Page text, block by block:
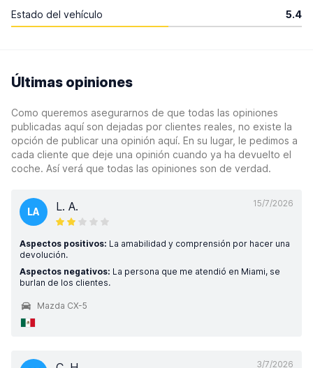
Estado del vehículo 5.4
Últimas opiniones
Como queremos asegurarnos de que todas las opiniones
publicadas aquí son dejadas por clientes reales, no existe la
opción de publicar una opinión aquí. En su lugar, le pedimos a
cada cliente que deje una opinión cuando ya ha devuelto el
coche. Así verá que todas las opiniones son de verdad.
15/7/2026
LA L. A.
Aspectos positivos: La amabilidad y comprensión por hacer una
devolución.
Aspectos negativos: La persona que me atendió en Miami, se
burlan de los clientes.
Mazda CX-5
3/7/2026